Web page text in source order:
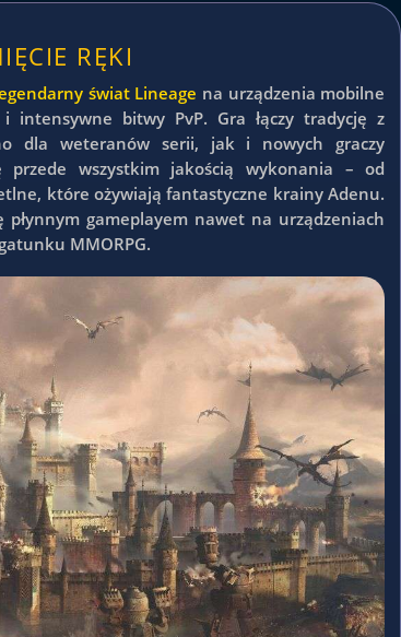
RĘKI
świat Lineage na urządzenia mobilne
intensywne bitwy PvP. Gra łączy tradycję z
dla weteranów serii, jak i nowych graczy
przede wszystkim jakością wykonania – od
które ożywiają fantastyczne krainy Adenu.
płynnym gameplayem nawet na urządzeniach
MMORPG.